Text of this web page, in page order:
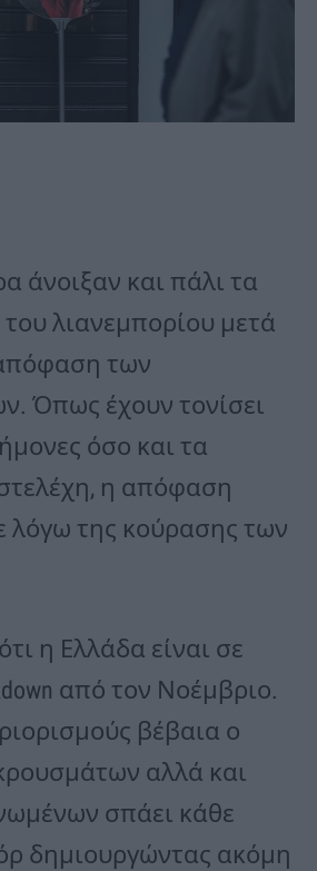
άνοιξαν και πάλι τα
λιανεμπορίου μετά
των
Όπως έχουν τονίσει
όσο και τα
η απόφαση
λόγω της κούρασης των
η Ελλάδα είναι σε
από τον Νοέμβριο.
βέβαια ο
αλλά και
σπάει κάθε
δημιουργώντας ακόμη